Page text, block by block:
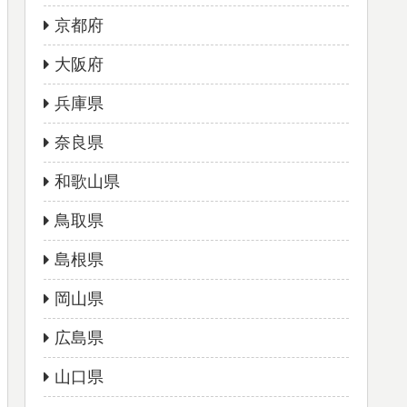
京都府
大阪府
兵庫県
奈良県
和歌山県
鳥取県
島根県
岡山県
広島県
山口県